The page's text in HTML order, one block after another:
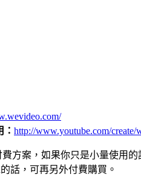
http://www.youtube.com/create/
費方案，如果你只是小量使用
話，可再另外付費購買。